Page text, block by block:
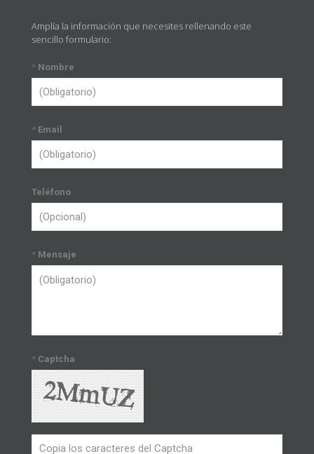
Amplía la información que necesites rellenando este
sencillo formulario:
* Nombre
* Email
Teléfono
* Mensaje
* Captcha